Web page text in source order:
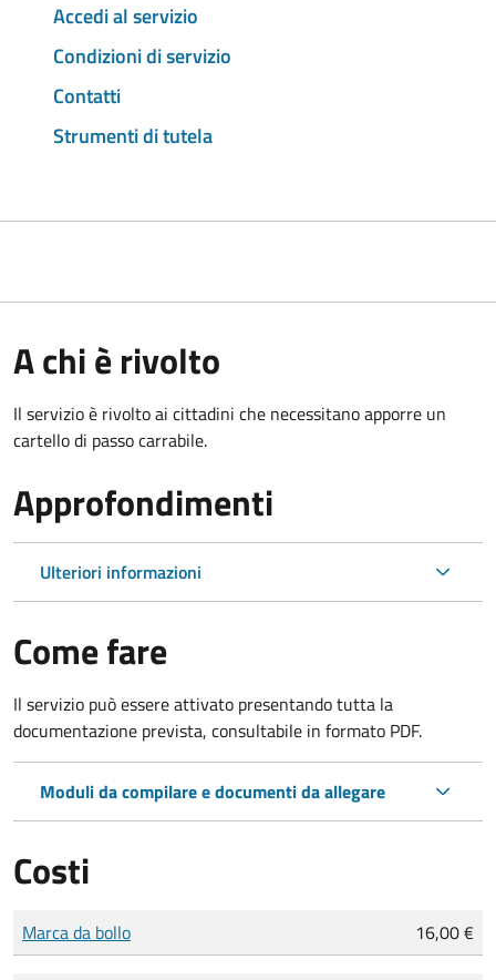
Accedi al servizio
Condizioni di servizio
Contatti
Strumenti di tutela
A chi è rivolto
Il servizio è rivolto ai cittadini che necessitano apporre un
cartello di passo carrabile.
Approfondimenti
Ulteriori informazioni
Come fare
Il servizio può essere attivato presentando tutta la
documentazione prevista, consultabile in formato PDF.
Moduli da compilare e documenti da allegare
Costi
Tipo di pagamento
Importo
Marca da bollo 16,00 €